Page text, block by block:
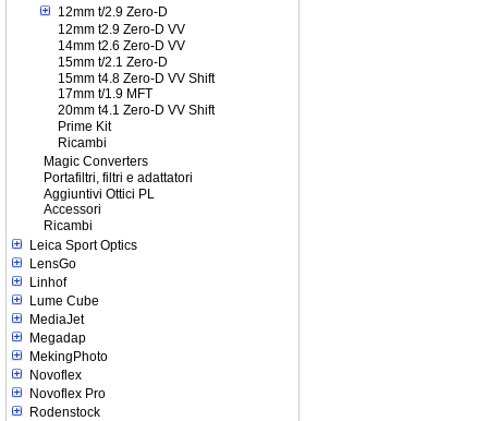
12mm t/2.9 Zero-D
12mm t2.9 Zero-D VV
14mm t2.6 Zero-D VV
15mm t/2.1 Zero-D
15mm t4.8 Zero-D VV Shift
17mm t/1.9 MFT
20mm t4.1 Zero-D VV Shift
Prime Kit
Ricambi
Magic Converters
Portafiltri, filtri e adattatori
Aggiuntivi Ottici PL
Accessori
Ricambi
Leica Sport Optics
LensGo
Linhof
Lume Cube
MediaJet
Megadap
MekingPhoto
Novoflex
Novoflex Pro
Rodenstock